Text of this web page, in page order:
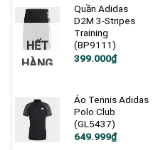
HẾT
HÀNG
Quần Adidas
D2M 3-Stripes
Training
(BP9111)
Giá
399.000₫
Giá
399.000₫.
Áo Tennis Adidas
Polo Club
(GL5437)
Giá
649.999₫
Giá